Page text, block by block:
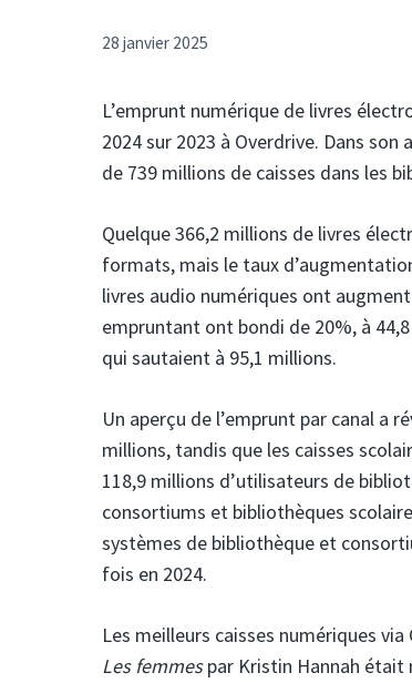
28 janvier 2025
L’emprunt numérique de livres
2024 sur 2023 à Overdrive. Dans
de 739 millions de caisses dans les
Quelque 366,2 millions de livres
formats, mais le taux
livres audio numériques ont
empruntant ont bondi de 20%, à
qui sautaient à 95,1 millions.
Un aperçu de l’emprunt par canal a
millions, tandis que les caisses
118,9 millions d’utilisateurs de
consortiums et bibliothèques
systèmes de bibliothèque et
fois en 2024.
Les meilleurs caisses numériques
Les femmespar Kristin Hannah était